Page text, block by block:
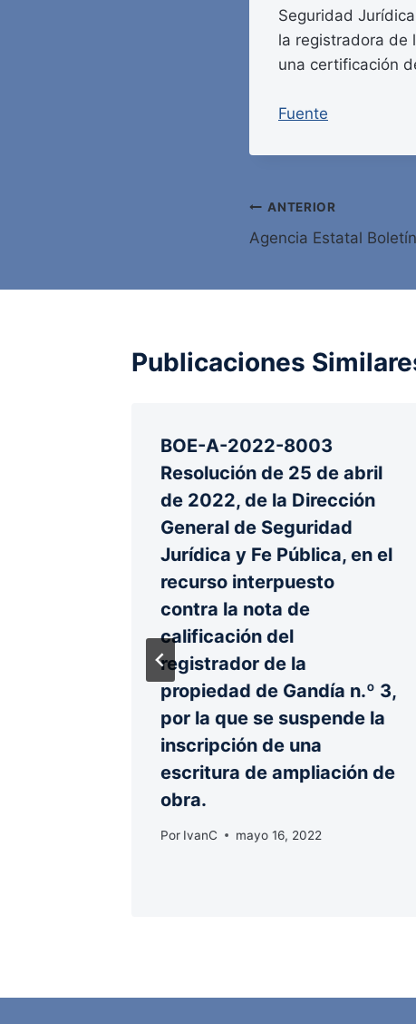
Seguridad
la registradora de
una certificación
Fuente
Navegación
de
entradas
ANTERIOR
Agencia Estatal
Publicaciones
BOE-A-2022-8003
Resolución de 25 de abril
de 2022, de la Dirección
General de Seguridad
Jurídica y Fe Pública, en el
recurso interpuesto
contra la nota de
calificación del
registrador de la
propiedad de Gandía n.º 3,
por la que se suspende la
inscripción de una
escritura de ampliación de
obra.
Por IvanC mayo 16, 2022